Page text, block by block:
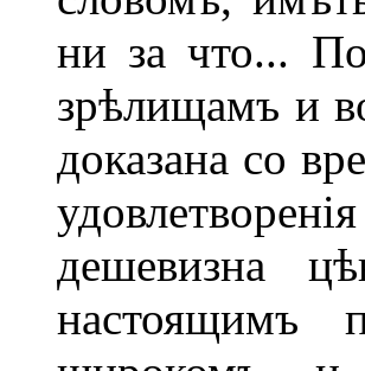
ни за что...
зрѣлищамъ и
доказана со
дешевизна
настоящимъ